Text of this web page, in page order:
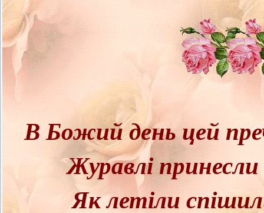
В Божий день цей
Журавлі
Як летіли